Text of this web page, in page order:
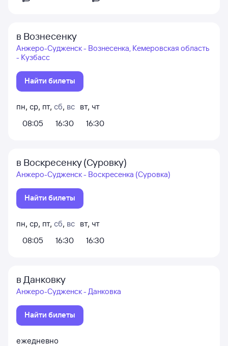
в Вознесенку
Анжеро-Судженск - Вознесенка, Кемеровская область
- Кузбасс
Найти билеты
пн, ср, пт, сб, вс
08:05
16:30
вт, чт
16:30
в Воскресенку (Суровку)
Анжеро-Судженск - Воскресенка (Суровка)
Найти билеты
пн, ср, пт, сб, вс
08:05
16:30
вт, чт
16:30
в Данковку
Анжеро-Судженск - Данковка
Найти билеты
ежедневно